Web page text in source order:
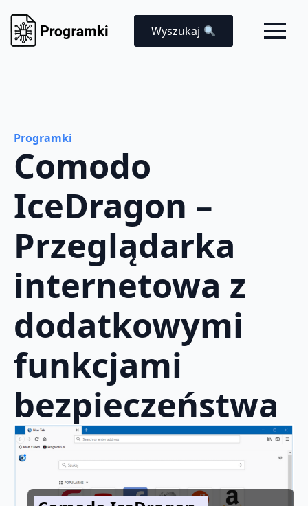
Wyszukaj
Programki
Comodo
IceDragon –
Przeglądarka
internetowa z
dodatkowymi
funkcjami
bezpieczeństwa